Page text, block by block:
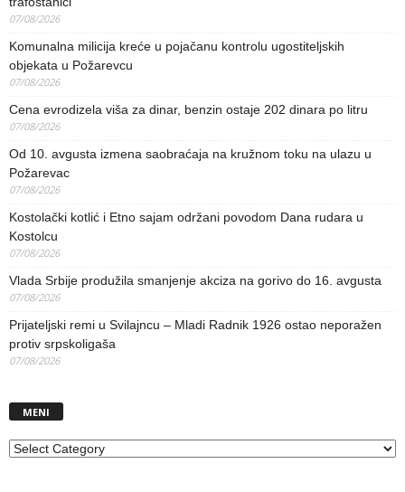
07/08/2026
Komunalna milicija kreće u pojačanu kontrolu ugostiteljskih
objekata u Požarevcu
07/08/2026
Cena evrodizela viša za dinar, benzin ostaje 202 dinara po litru
07/08/2026
Od 10. avgusta izmena saobraćaja na kružnom toku na ulazu u
Požarevac
07/08/2026
Kostolački kotlić i Etno sajam održani povodom Dana rudara u
Kostolcu
07/08/2026
Vlada Srbije produžila smanjenje akciza na gorivo do 16. avgusta
07/08/2026
Prijateljski remi u Svilajncu – Mladi Radnik 1926 ostao neporažen
protiv srpskoligaša
07/08/2026
MENI
MENI